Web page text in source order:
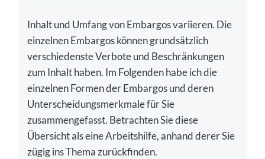
Inhalt und Umfang von Embargos variieren. Die
einzelnen Embargos können grundsätzlich
verschiedenste Verbote und Beschränkungen
zum Inhalt haben. Im Folgenden habe ich die
einzelnen Formen der Embargos und deren
Unterscheidungsmerkmale für Sie
zusammengefasst. Betrachten Sie diese
Übersicht als eine Arbeitshilfe, anhand derer Sie
zügig ins Thema zurückfinden.